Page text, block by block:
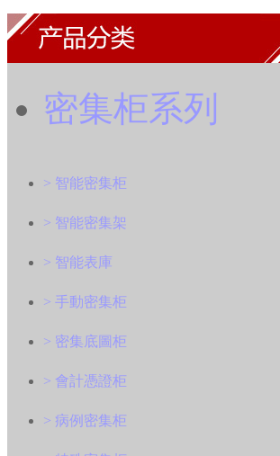
密集柜系列
> 智能密集柜
> 智能密集架
> 智能表庫
> 手動密集柜
> 密集底圖柜
> 會計憑證柜
> 病例密集柜